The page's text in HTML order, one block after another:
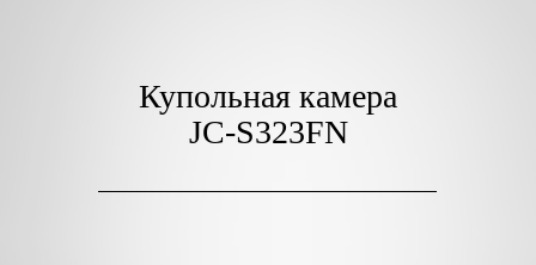
Купольная камера
JC-S323FN